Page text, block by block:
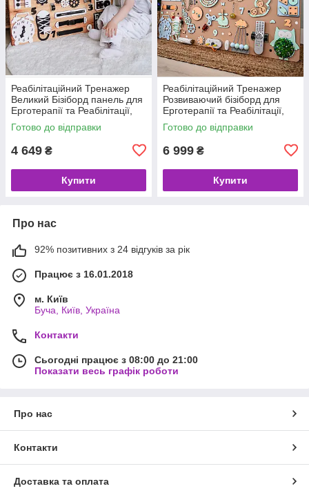
Реабілітаційний Тренажер
Великий Бізіборд панель для
Ерготерапії та Реабілітації,
дошка для моторики,
корекційте обладнання UA
Готово до відправки
4 649 ₴
Купити
Реабілітаційний Тренажер
Розвиваючий бізіборд для
Ерготерапії та Реабілітації,
дошка для моторики,
корекційте обладнання
Готово до відправки
6 999 ₴
Купити
Про нас
92% позитивних з 24 відгуків за рік
Працює з 16.01.2018
м. Київ
Буча, Київ, Україна
Контакти
Сьогодні працює з 08:00 до 21:00
Показати весь графік роботи
Про нас
Контакти
Доставка та оплата